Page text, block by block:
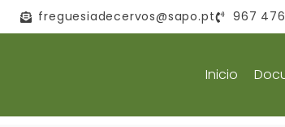
freguesiadecervos@sapo.pt 967
Inicio